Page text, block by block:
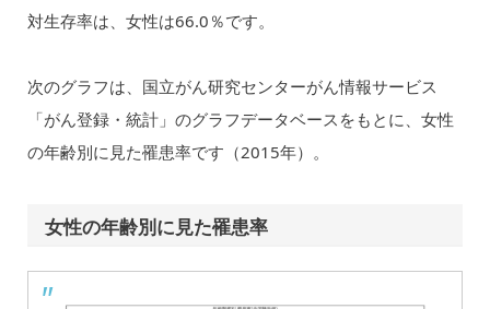
対生存率は、女性は66.0％です。
次のグラフは、国立がん研究センターがん情報サービス
「がん登録・統計」のグラフデータベースをもとに、女性
の年齢別に見た罹患率です（2015年）。
女性の年齢別に見た罹患率